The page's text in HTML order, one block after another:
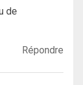
de
Répondre